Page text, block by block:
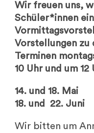
Wir freuen uns,
Schüler*innen
Vorstellungen zu
Terminen
10 Uhr und um
14. und 18. Mai
18. und 22. Juni
Wir bitten um